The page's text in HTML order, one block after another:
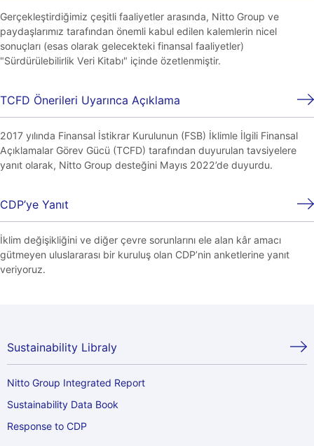
Gerçekleştirdiğimiz çeşitli faaliyetler arasında, Nitto Group ve
paydaşlarımız tarafından önemli kabul edilen kalemlerin nicel
sonuçları (esas olarak gelecekteki finansal faaliyetler)
"Sürdürülebilirlik Veri Kitabı" içinde özetlenmiştir.
TCFD Önerileri Uyarınca Açıklama
2017 yılında Finansal İstikrar Kurulunun (FSB) İklimle İlgili Finansal
Açıklamalar Görev Gücü (TCFD) tarafından duyurulan tavsiyelere
yanıt olarak, Nitto Group desteğini Mayıs 2022’de duyurdu.
CDP’ye Yanıt
İklim değişikliğini ve diğer çevre sorunlarını ele alan kâr amacı
gütmeyen uluslararası bir kuruluş olan CDP’nin anketlerine yanıt
veriyoruz.
Sustainability Libraly
Nitto Group Integrated Report
Sustainability Data Book
Response to CDP